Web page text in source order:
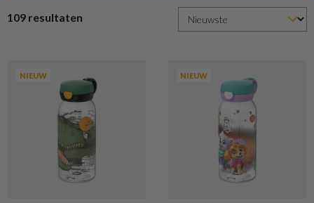
109 resultaten
NIEUW NIEUW